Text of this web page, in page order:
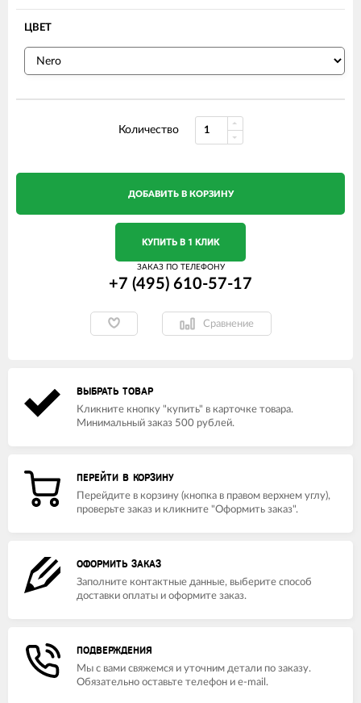
ЦВЕТ
Количество
ДОБАВИТЬ В КОРЗИНУ
КУПИТЬ В 1 КЛИК
ЗАКАЗ ПО ТЕЛЕФОНУ
+7 (495) 610-57-17
Сравнение
ВЫБРАТЬ ТОВАР
Кликните кнопку "купить" в карточке товара.
Минимальный заказ 500 рублей.
ПЕРЕЙТИ В КОРЗИНУ
Перейдите в корзину (кнопка в правом верхнем углу),
проверьте заказ и кликните "Оформить заказ".
ОФОРМИТЬ ЗАКАЗ
Заполните контактные данные, выберите способ
доставки оплаты и оформите заказ.
ПОДВЕРЖДЕНИЯ
Мы с вами свяжемся и уточним детали по заказу.
Обязательно оставьте телефон и e-mail.